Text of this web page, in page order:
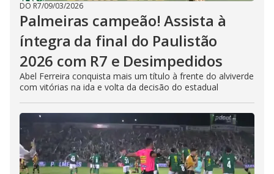
DO R7/09/03/2026
Palmeiras campeão! Assista à
íntegra da final do Paulistão
2026 com R7 e Desimpedidos
Abel Ferreira conquista mais um título à frente do alviverde
com vitórias na ida e volta da decisão do estadual